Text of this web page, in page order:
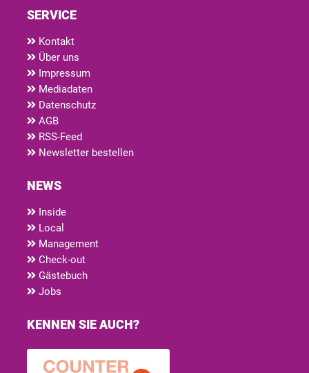
SERVICE
Kontakt
Über uns
Impressum
Mediadaten
Datenschutz
AGB
RSS-Feed
Newsletter bestellen
NEWS
Inside
Local
Management
Check-out
Gästebuch
Jobs
KENNEN SIE AUCH?